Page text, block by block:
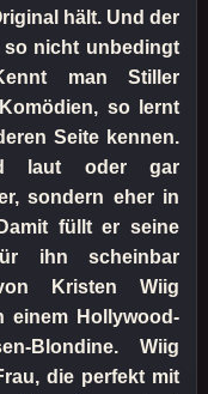
hält. Und der
nicht unbedingt
man Stiller
so lernt
Seite kennen.
laut oder gar
sondern eher in
füllt er seine
ihn scheinbar
Kristen Wiig
einem Hollywood-
Blondine. Wiig
die perfekt mit